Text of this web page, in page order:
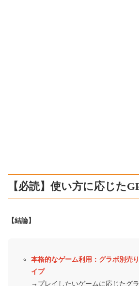
【必読】使い方に応じた
【結論】
本格的なゲーム利用：グラボ別売
イプ
→プレイしたいゲームに応じたグ